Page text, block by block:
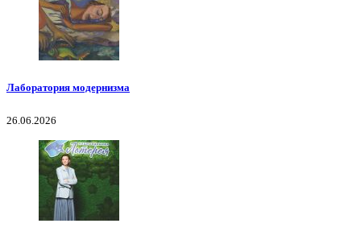
Лаборатория модернизма
26.06.2026